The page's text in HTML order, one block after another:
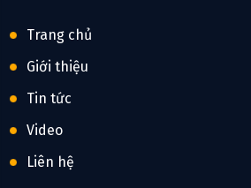
Trang chủ
Giới thiệu
Tin tức
Video
Liên hệ